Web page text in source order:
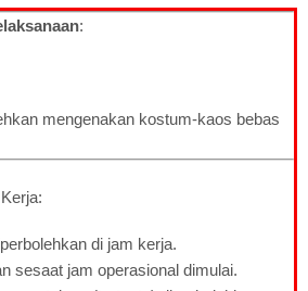
:
mengenakan kostum-kaos bebas
di jam kerja.
sesaat jam operasional dimulai.